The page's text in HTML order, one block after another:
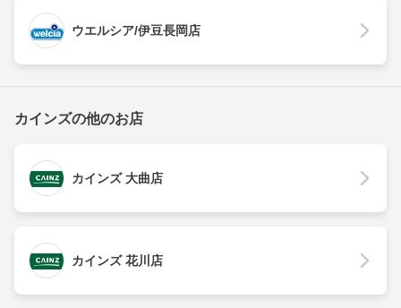
ウエルシア/伊豆長岡店
カインズの他のお店
カインズ 大曲店
カインズ 花川店